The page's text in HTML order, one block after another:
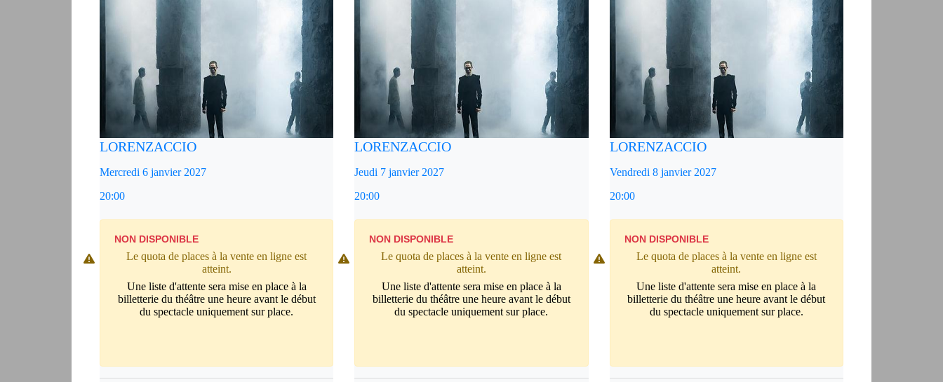
LORENZACCIO
Mercredi 6 janvier 2027
20:00
NON DISPONIBLE
Le quota de places à la vente en ligne est
atteint.
Une liste d'attente sera mise en place à la
billetterie du théâtre une heure avant le début
du spectacle uniquement sur place.
LORENZACCIO
Jeudi 7 janvier 2027
20:00
NON DISPONIBLE
Le quota de places à la vente en ligne est
atteint.
Une liste d'attente sera mise en place à la
billetterie du théâtre une heure avant le début
du spectacle uniquement sur place.
LORENZACCIO
Vendredi 8 janvier 2027
20:00
NON DISPONIBLE
Le quota de places à la vente en ligne est
atteint.
Une liste d'attente sera mise en place à la
billetterie du théâtre une heure avant le début
du spectacle uniquement sur place.